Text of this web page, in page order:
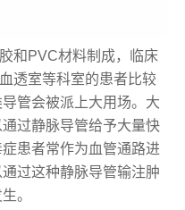
和PVC材料制成，临床
透室等科室的患者比较
管会被派上大用场。大
过静脉导管给予大量快
患者常作为血管通路进
过这种静脉导管输注肿
。